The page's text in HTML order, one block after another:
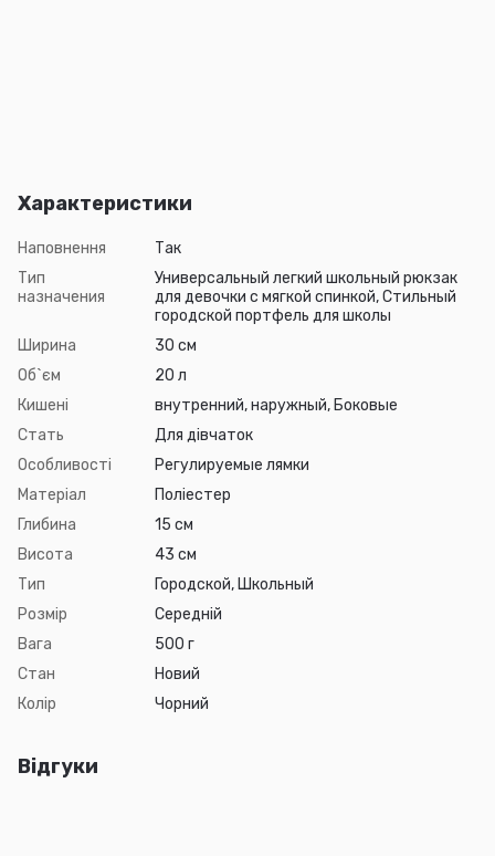
Характеристики
Наповнення
Так
Тип
назначения
Универсальный легкий школьный рюкзак
для девочки с мягкой спинкой, Стильный
городской портфель для школы
Ширина
30 см
Об`єм
20 л
Кишені
внутренний, наружный, Боковые
Стать
Для дівчаток
Особливості
Регулируемые лямки
Матеріал
Поліестер
Глибина
15 см
Висота
43 см
Тип
Городской, Школьный
Розмір
Середній
Вага
500 г
Стан
Новий
Колір
Чорний
Відгуки